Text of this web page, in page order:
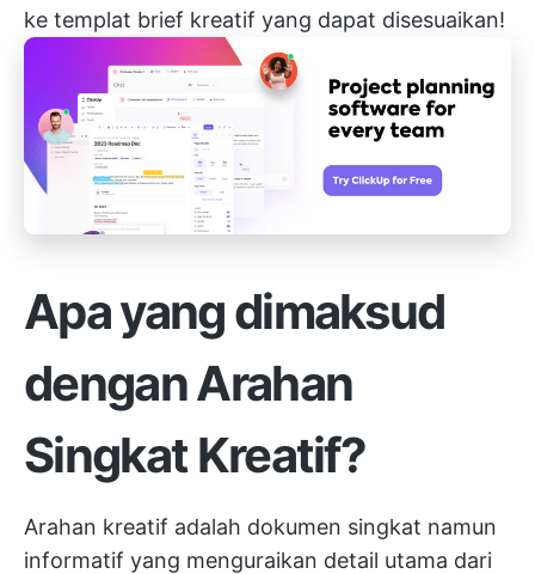
ke templat brief kreatif yang dapat disesuaikan!
Apa yang dimaksud
dengan Arahan
Singkat Kreatif?
Arahan kreatif adalah dokumen singkat namun
informatif yang menguraikan detail utama dari